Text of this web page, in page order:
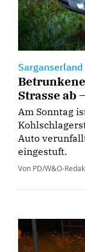
Sarganserland
Strasse ab
Am Sonntag
Auto
eingestuft.
Von PD/W&O-